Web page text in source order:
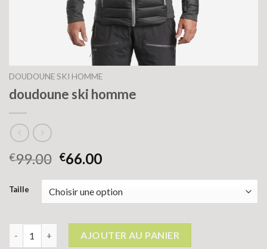
DOUDOUNE SKI HOMME
doudoune ski homme
€99.00 €66.00
Taille
quantité de doudoune ski homme
AJOUTER AU PANIER